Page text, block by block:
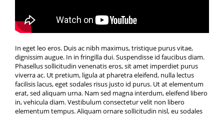
In eget leo eros. Duis ac nibh maximus, tristique purus vitae,
dignissim augue. In in fringilla dui. Suspendisse id faucibus diam.
Phasellus sollicitudin venenatis eros, sit amet imperdiet purus
viverra ac. Ut pretium, ligula at pharetra eleifend, nulla lectus
facilisis lacus, eget sodales risus justo id purus. Ut at elementum
erat, sed aliquam urna. Nam sed magna interdum, eleifend libero
in, vehicula diam. Vestibulum consectetur velit non libero
elementum tempus. Aliquam ornare sollicitudin nisl, eu sodales